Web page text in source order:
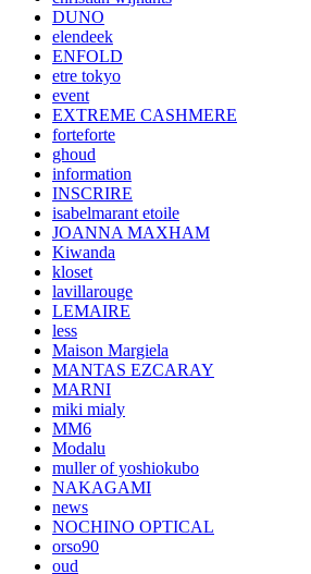
DUNO
elendeek
ENFOLD
etre tokyo
event
EXTREME CASHMERE
forteforte
ghoud
information
INSCRIRE
isabelmarant etoile
JOANNA MAXHAM
Kiwanda
kloset
lavillarouge
LEMAIRE
less
Maison Margiela
MANTAS EZCARAY
MARNI
miki mialy
MM6
Modalu
muller of yoshiokubo
NAKAGAMI
news
NOCHINO OPTICAL
orso90
oud